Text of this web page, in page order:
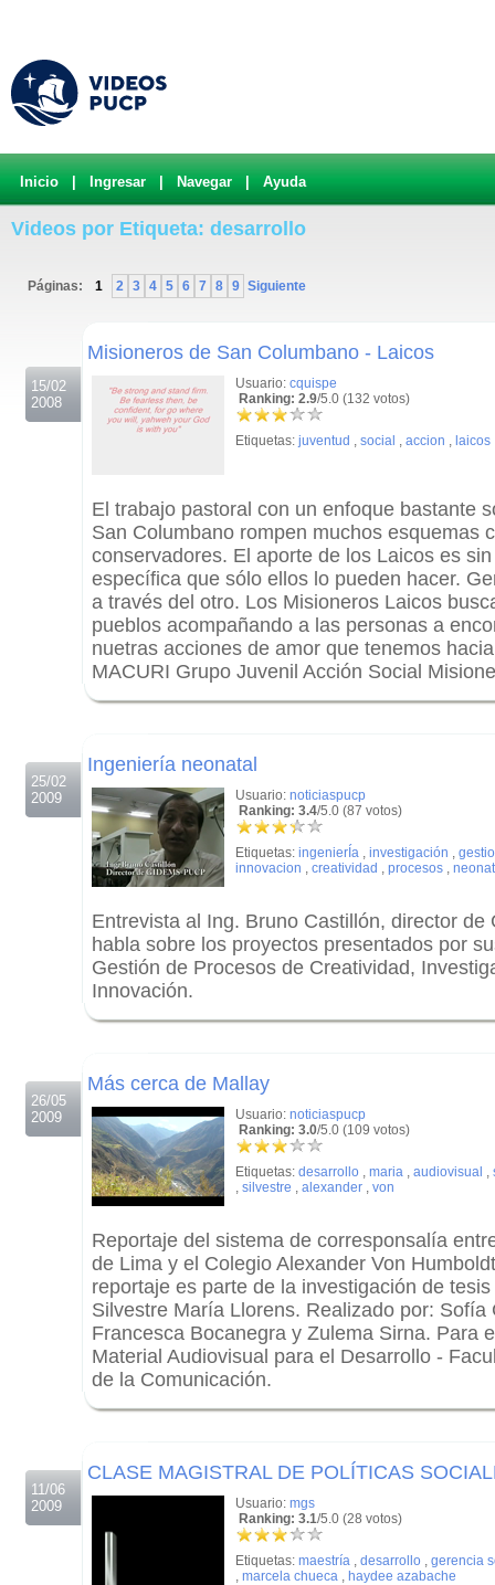
Inicio Ingresar Navegar Ayuda
Videos por Etiqueta: desarrollo
Páginas: 1 2 3 4 5 6 7 8 9 Siguiente
15/02
2008
Misioneros de San Columbano - Laicos
Usuario: cquispe
Ranking: 2.9/5.0 (132 votos)
Etiquetas: juventud , social , accion , laicos
El trabajo pastoral con un enfoque bastante
San Columbano rompen muchos esquemas
conservadores. El aporte de los Laicos es
específica que sólo ellos lo pueden hacer.
a través del otro. Los Misioneros Laicos
pueblos acompañando a las personas a
nuetras acciones de amor que tenemos
MACURI Grupo Juvenil Acción Social
25/02
2009
Ingeniería neonatal
Usuario: noticiaspucp
Ranking: 3.4/5.0 (87 votos)
Etiquetas: ingenierÍa , investigación ,
innovacion , creatividad , procesos ,
Entrevista al Ing. Bruno Castillón, director de
habla sobre los proyectos presentados por
Gestión de Procesos de Creatividad,
Innovación.
26/05
2009
Más cerca de Mallay
Usuario: noticiaspucp
Ranking: 3.0/5.0 (109 votos)
Etiquetas: desarrollo , maria , audiovisual ,
, silvestre , alexander , von
Reportaje del sistema de corresponsalía
de Lima y el Colegio Alexander Von
reportaje es parte de la investigación de
Silvestre María Llorens. Realizado por: Sofía
Francesca Bocanegra y Zulema Sirna. Para
Material Audiovisual para el Desarrollo -
de la Comunicación.
11/06
2009
CLASE MAGISTRAL DE POLÍTICAS
Usuario: mgs
Ranking: 3.1/5.0 (28 votos)
Etiquetas: maestría , desarrollo , gerencia
, marcela chueca , haydee azabache